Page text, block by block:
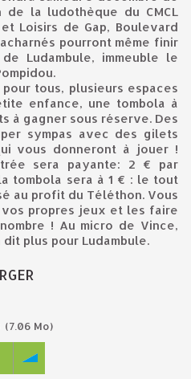
de la ludothèque du CMCL
Loisirs de Gap, Boulevard
pourront même finir
Ludambule, immeuble le
tous, plusieurs espaces
enfance, une tombola à
à gagner sous réserve. Des
sympas avec des gilets
vous donneront à jouer !
sera payante: 2 € par
tombola sera à 1 € : le tout
au profit du Téléthon. Vous
propres jeux et les faire
! Au micro de Vince,
plus pour Ludambule.
(7.06 Mo)